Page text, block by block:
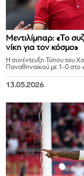
Μεντιλίμπαρ: «Το
νίκη για τον κόσμο»
Η συνέντευξη Τύπου του
Παναθηναϊκού με 1-0 στο
13.05.2026